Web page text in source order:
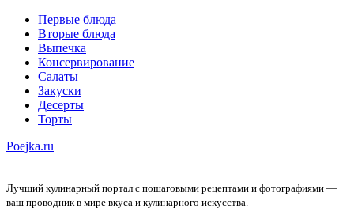
Первые блюда
Вторые блюда
Выпечка
Консервирование
Салаты
Закуски
Десерты
Торты
Poejka.ru
Лучший кулинарный портал с пошаговыми рецептами и фотографиями —
ваш проводник в мире вкуса и кулинарного искусства.